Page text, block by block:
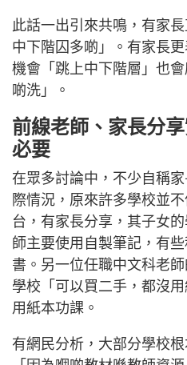
此話一出引來共鳴，有家
中下階囚多啲」。有家長
機會「跳上中下階層」也
啲洗」。
前線老師、家長分
必要
在眾多討論中，不少自稱
際情況，原來許多學校並
台，有家長分享，其子女
師主要使用自製筆記，有
書。另一位任職中文科老
學校「可以買二手，都沒
用紙本功課。
有網民分析，大部分學校